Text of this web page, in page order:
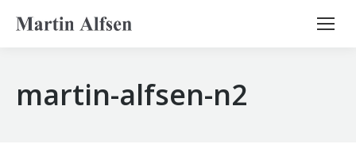
Search:
martin-alfsen-n2